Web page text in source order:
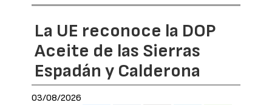
La UE reconoce la DOP
Aceite de las Sierras
Espadán y Calderona
03/08/2026